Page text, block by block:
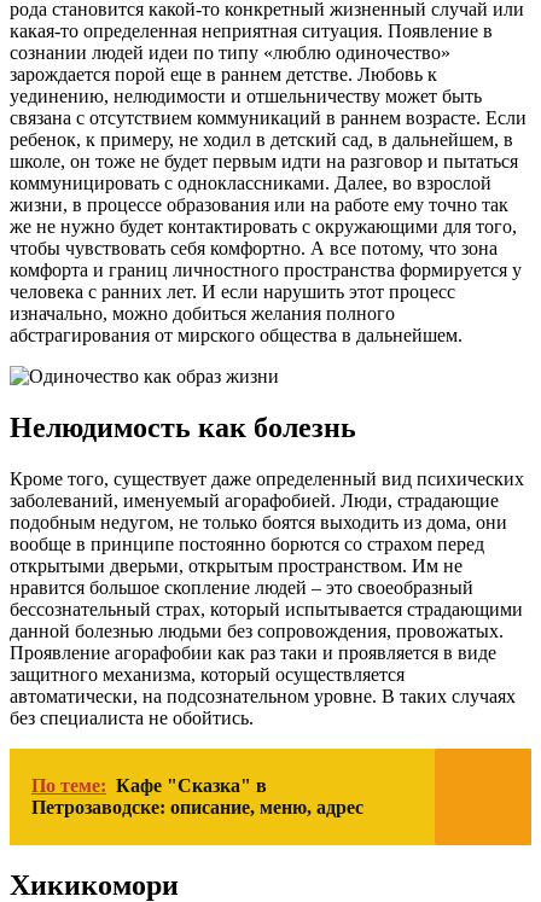
рода становится какой-то конкретный жизненный случай или
какая-то определенная неприятная ситуация. Появление в
сознании людей идеи по типу «люблю одиночество»
зарождается порой еще в раннем детстве. Любовь к
уединению, нелюдимости и отшельничеству может быть
связана с отсутствием коммуникаций в раннем возрасте. Если
ребенок, к примеру, не ходил в детский сад, в дальнейшем, в
школе, он тоже не будет первым идти на разговор и пытаться
коммуницировать с одноклассниками. Далее, во взрослой
жизни, в процессе образования или на работе ему точно так
же не нужно будет контактировать с окружающими для того,
чтобы чувствовать себя комфортно. А все потому, что зона
комфорта и границ личностного пространства формируется у
человека с ранних лет. И если нарушить этот процесс
изначально, можно добиться желания полного
абстрагирования от мирского общества в дальнейшем.
Нелюдимость как болезнь
Кроме того, существует даже определенный вид психических
заболеваний, именуемый агорафобией. Люди, страдающие
подобным недугом, не только боятся выходить из дома, они
вообще в принципе постоянно борются со страхом перед
открытыми дверьми, открытым пространством. Им не
нравится большое скопление людей – это своеобразный
бессознательный страх, который испытывается страдающими
данной болезнью людьми без сопровождения, провожатых.
Проявление агорафобии как раз таки и проявляется в виде
защитного механизма, который осуществляется
автоматически, на подсознательном уровне. В таких случаях
без специалиста не обойтись.
По теме: Кафе "Сказка" в
Петрозаводске: описание, меню, адрес
Хикикомори